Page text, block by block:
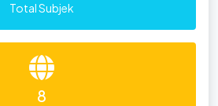
Total Subjek
8